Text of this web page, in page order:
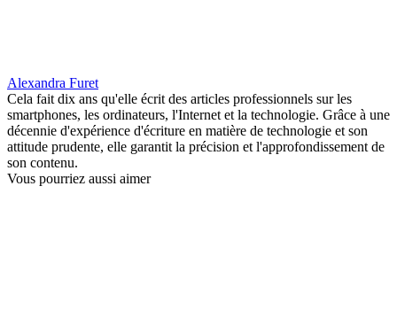
Alexandra Furet
Cela fait dix ans qu'elle écrit des articles professionnels sur les
smartphones, les ordinateurs, l'Internet et la technologie. Grâce à une
décennie d'expérience d'écriture en matière de technologie et son
attitude prudente, elle garantit la précision et l'approfondissement de
son contenu.
Vous pourriez aussi aimer